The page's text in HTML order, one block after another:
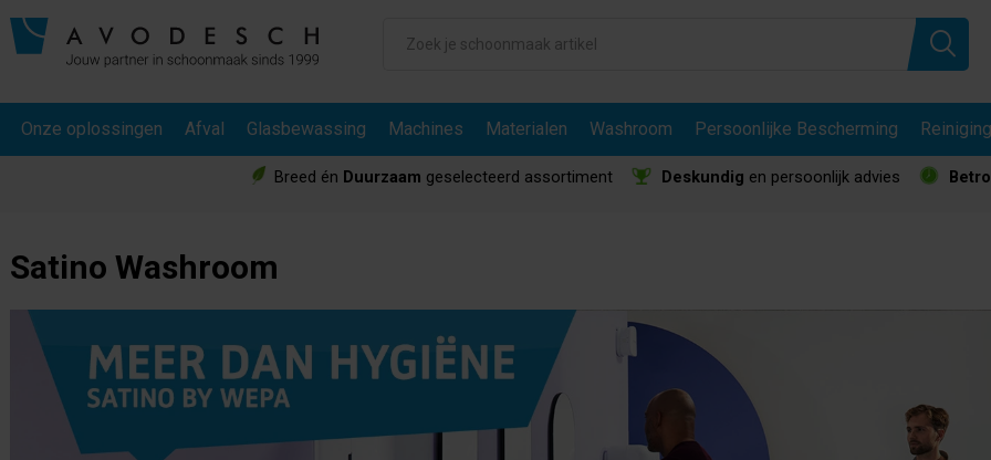
Onze oplossingen Afval Glasbewassing Machines Materialen Washroom Persoonlijke Bescherming
Breed én Duurzaam geselecteerd assortiment Deskundig en persoonlijk advies
Satino Washroom